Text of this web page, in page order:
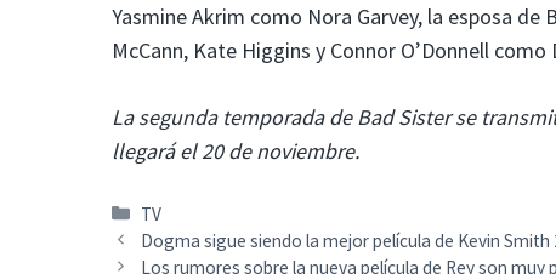
Yasmine Akrim como Nora Garvey, la esposa de
McCann, Kate Higgins y Connor O’Donnell
La segunda temporada de Bad Sister se
llegará el 20 de noviembre.
Categorías
TV
Dogma sigue siendo la mejor película de Kevin Smith
Los rumores sobre la nueva película de Rey son